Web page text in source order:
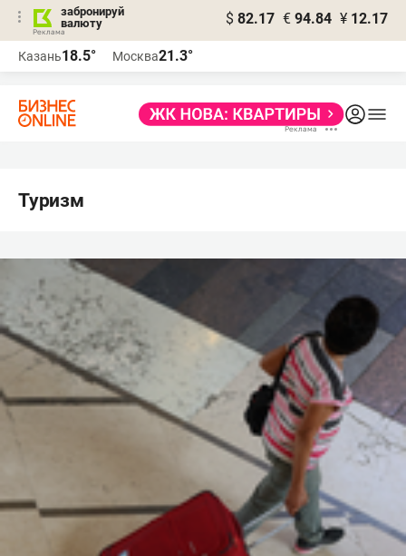
забронируй
валюту
$ 82.17 € 94.84 ¥ 12.17
Казань18.5° Москва21.3°
Туризм